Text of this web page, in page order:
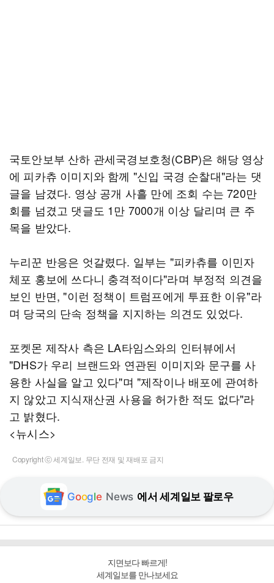
국토안보부 산하 관세국경보호청(CBP)은 해당 영상
에 피카츄 이미지와 함께 "신입 국경 순찰대"라는 댓
글을 남겼다. 영상 공개 사흘 만에 조회 수는 720만
회를 넘겼고 댓글도 1만 7000개 이상 달리며 큰 주
목을 받았다.
누리꾼 반응은 엇갈렸다. 일부는 "피카츄를 이민자
체포 홍보에 쓰다니 충격적이다"라며 부정적 의견을
보인 반면, "이런 정책이 트럼프에게 투표한 이유"라
며 당국의 단속 정책을 지지하는 의견도 있었다.
포켓몬 제작사 측은 LA타임스와의 인터뷰에서
"DHS가 우리 브랜드와 연관된 이미지와 문구를 사
용한 사실을 알고 있다"며 "제작이나 배포에 관여하
지 않았고 지식재산권 사용을 허가한 적도 없다"라
고 밝혔다.
<뉴시스>
Copyright ⓒ 세계일보. 무단 전재 및 재배포 금지
Google News 에서 세계일보 팔로우
지면보다 빠르게!
세계일보를 만나보세요